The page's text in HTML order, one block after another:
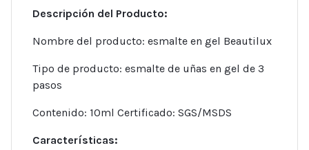
Descripción del Producto:
Nombre del producto: esmalte en gel Beautilux
Tipo de producto: esmalte de uñas en gel de 3
pasos
Contenido: 10ml Certificado: SGS/MSDS
Características: